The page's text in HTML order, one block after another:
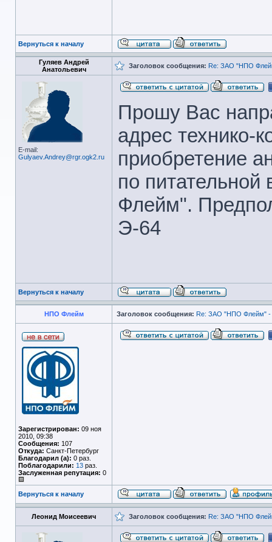
Вернуться к началу
Гуляев Андрей
Анатольевич
Заголовок сообщения: Re: ЗАО "НПО
E-mail:
Gulyaev.Andrey@rgr.ogk2.ru
Прошу Вас
адрес технико-
приобретение
по
Флейм".
Э-64
Вернуться к началу
НПО Флейм Заголовок сообщения: Re: ЗАО "НПО Флейм" -
Зарегистрирован: 09 ноя
2010, 09:38
Сообщения: 107
Откуда: Санкт-Петербург
Благодарил (а): 0 раз.
Поблагодарили: 13 раз.
Заслуженная репутация: 0
Вернуться к началу
Леонид Моисеевич Заголовок сообщения: Re: ЗАО "НПО